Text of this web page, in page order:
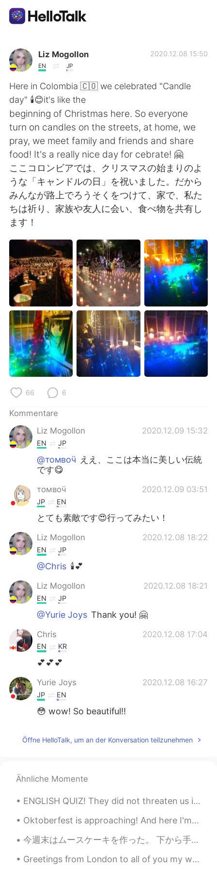
Sprachaustausch-App
AI Grammar Checker
Deutsch
English 简体中文
繁體中文 Español
العربية Français
日本語
Русский ไทย
Indonesia Italiano
Türkçe Tiếng Việt
Português
Liz Mogollon
EN JP
2020.12.08 15:50
Here in Colombia 🇨🇴 we celebrated "Candle
day" 🕯️😊it's like the
beginning of Christmas here. So everyone
turn on candles on the streets, at home, we
pray, we meet family and friends and share
food! It's a really nice day for cebrate! 🤗
ここコロンビアでは、クリスマスの始まりのよ
うな「キャンドルの日」を祝いました。だから
みんなが路上でろうそくをつけて、家で、私た
ちは祈り、家族や友人に会い、食べ物を共有し
ます！
66 6
Kommentare
Liz Mogollon
2020.12.09 15:32
EN JP
@томвоӵ ええ、ここは本当に美しい伝統
です😋
томвоӵ 2020.12.09 03:51
JP EN
とても素敵です😍行ってみたい！
Liz Mogollon 2020.12.08 18:22
EN JP
@Chris 🕯️💕
Liz Mogollon 2020.12.08 18:21
EN JP
@Yurie Joys Thank you! 🤗
Chris 2020.12.08 17:04
EN KR
💕💕💕
Yurie Joys 2020.12.08 16:27
JP EN
😳 wow! So beautiful!!
Öffne HelloTalk, um an der Konversation teilzunehmen
Ähnliche Momente
ENGLISH QUIZ! They did not threaten us in the swaggering way that I recalled from my previous st...
Oktoberfest is approaching! And here I'm stuck in a dilemma whether I should buy a new set of Dir...
今週末はムースケーキを作った。 下から手作りビスケット、チョコムース、苺ガナッシュ、苺ムース、ココアグラサージュ。全体的に濃厚で美味しかった。苺味は少し足りないかも。層的に苺ムース層だけは改善す...
Greetings from London to all of you my wonderful friends wherever you are . I hope that you’ve al...